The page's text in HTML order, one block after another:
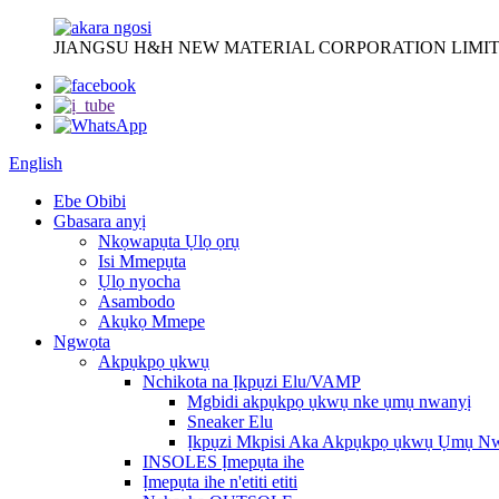
JIANGSU H&H NEW MATERIAL CORPORATION
English
Ebe Obibi
Gbasara anyị
Nkọwapụta Ụlọ ọrụ
Isi Mmepụta
Ụlọ nyocha
Asambodo
Akụkọ Mmepe
Ngwọta
Akpụkpọ ụkwụ
Nchikota na Ịkpụzi Elu/VAMP
Mgbidi akpụkpọ ụkwụ nke ụmụ nwanyị
Sneaker Elu
Ịkpụzi Mkpisi Aka Akpụkpọ ụkwụ Ụmụ
INSOLES Ịmepụta ihe
Ịmepụta ihe n'etiti etiti